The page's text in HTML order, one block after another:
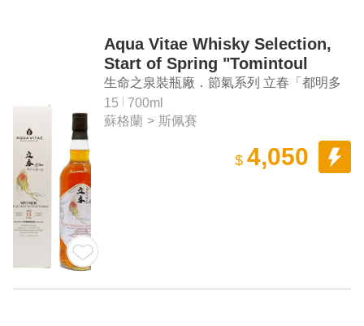
Aqua Vitae Whisky Selection,
Start of Spring "Tomintoul
2006" Aged 15 Years Speyside
Single Malt Scotch Whisky
生命之泉裝瓶廠．節氣系列 立春「都明多
2006」15年單一麥芽蘇格蘭威士忌
15
700ml
蘇格蘭 > 斯佩賽
$ 4,050